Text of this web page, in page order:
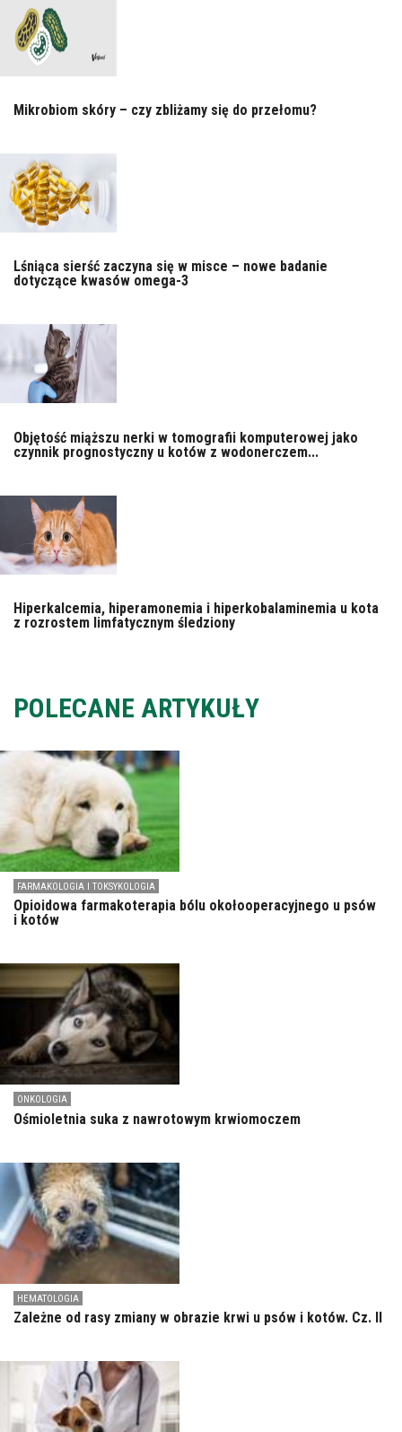
Mikrobiom skóry – czy zbliżamy się do przełomu?
Lśniąca sierść zaczyna się w misce – nowe badanie
dotyczące kwasów omega-3
Objętość miąższu nerki w tomografii komputerowej jako
czynnik prognostyczny u kotów z wodonerczem...
Hiperkalcemia, hiperamonemia i hiperkobalaminemia u kota
z rozrostem limfatycznym śledziony
POLECANE ARTYKUŁY
FARMAKOLOGIA I TOKSYKOLOGIA
Opioidowa farmakoterapia bólu okołooperacyjnego u psów
i kotów
ONKOLOGIA
Ośmioletnia suka z nawrotowym krwiomoczem
HEMATOLOGIA
Zależne od rasy zmiany w obrazie krwi u psów i kotów. Cz. II